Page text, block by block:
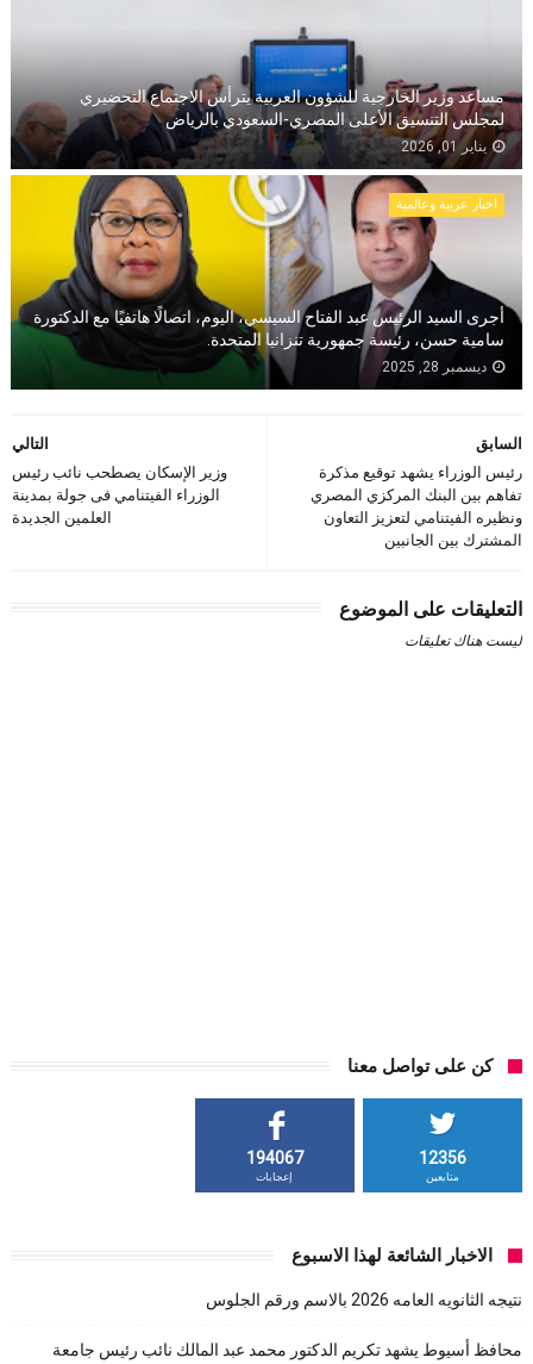
مساعد وزير الخارجية للشؤون العربية يترأس الاجتماع التحضيري
لمجلس التنسيق الأعلى المصري-السعودي بالرياض
يناير 01, 2026
اخبار عربية وعالمية
أجرى السيد الرئيس عبد الفتاح السيسي، اليوم، اتصالًا هاتفيًا مع الدكتورة
سامية حسن، رئيسة جمهورية تنزانيا المتحدة.
ديسمبر 28, 2025
التالي
وزير الإسكان يصطحب نائب رئيس
الوزراء الفيتنامي فى جولة بمدينة
العلمين الجديدة
السابق
رئيس الوزراء يشهد توقيع مذكرة
تفاهم بين البنك المركزي المصري
ونظيره الفيتنامي لتعزيز التعاون
المشترك بين الجانبين
التعليقات على الموضوع
ليست هناك تعليقات
كن على تواصل معنا
12356
متابعين
194067
إعجابات
الاخبار الشائعة لهذا الاسبوع
نتيجه الثانويه العامه 2026 بالاسم ورقم الجلوس
محافظ أسيوط يشهد تكريم الدكتور محمد عبد المالك نائب رئيس جامعة